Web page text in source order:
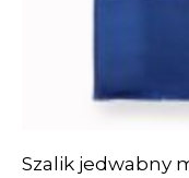
Szalik jedwabny